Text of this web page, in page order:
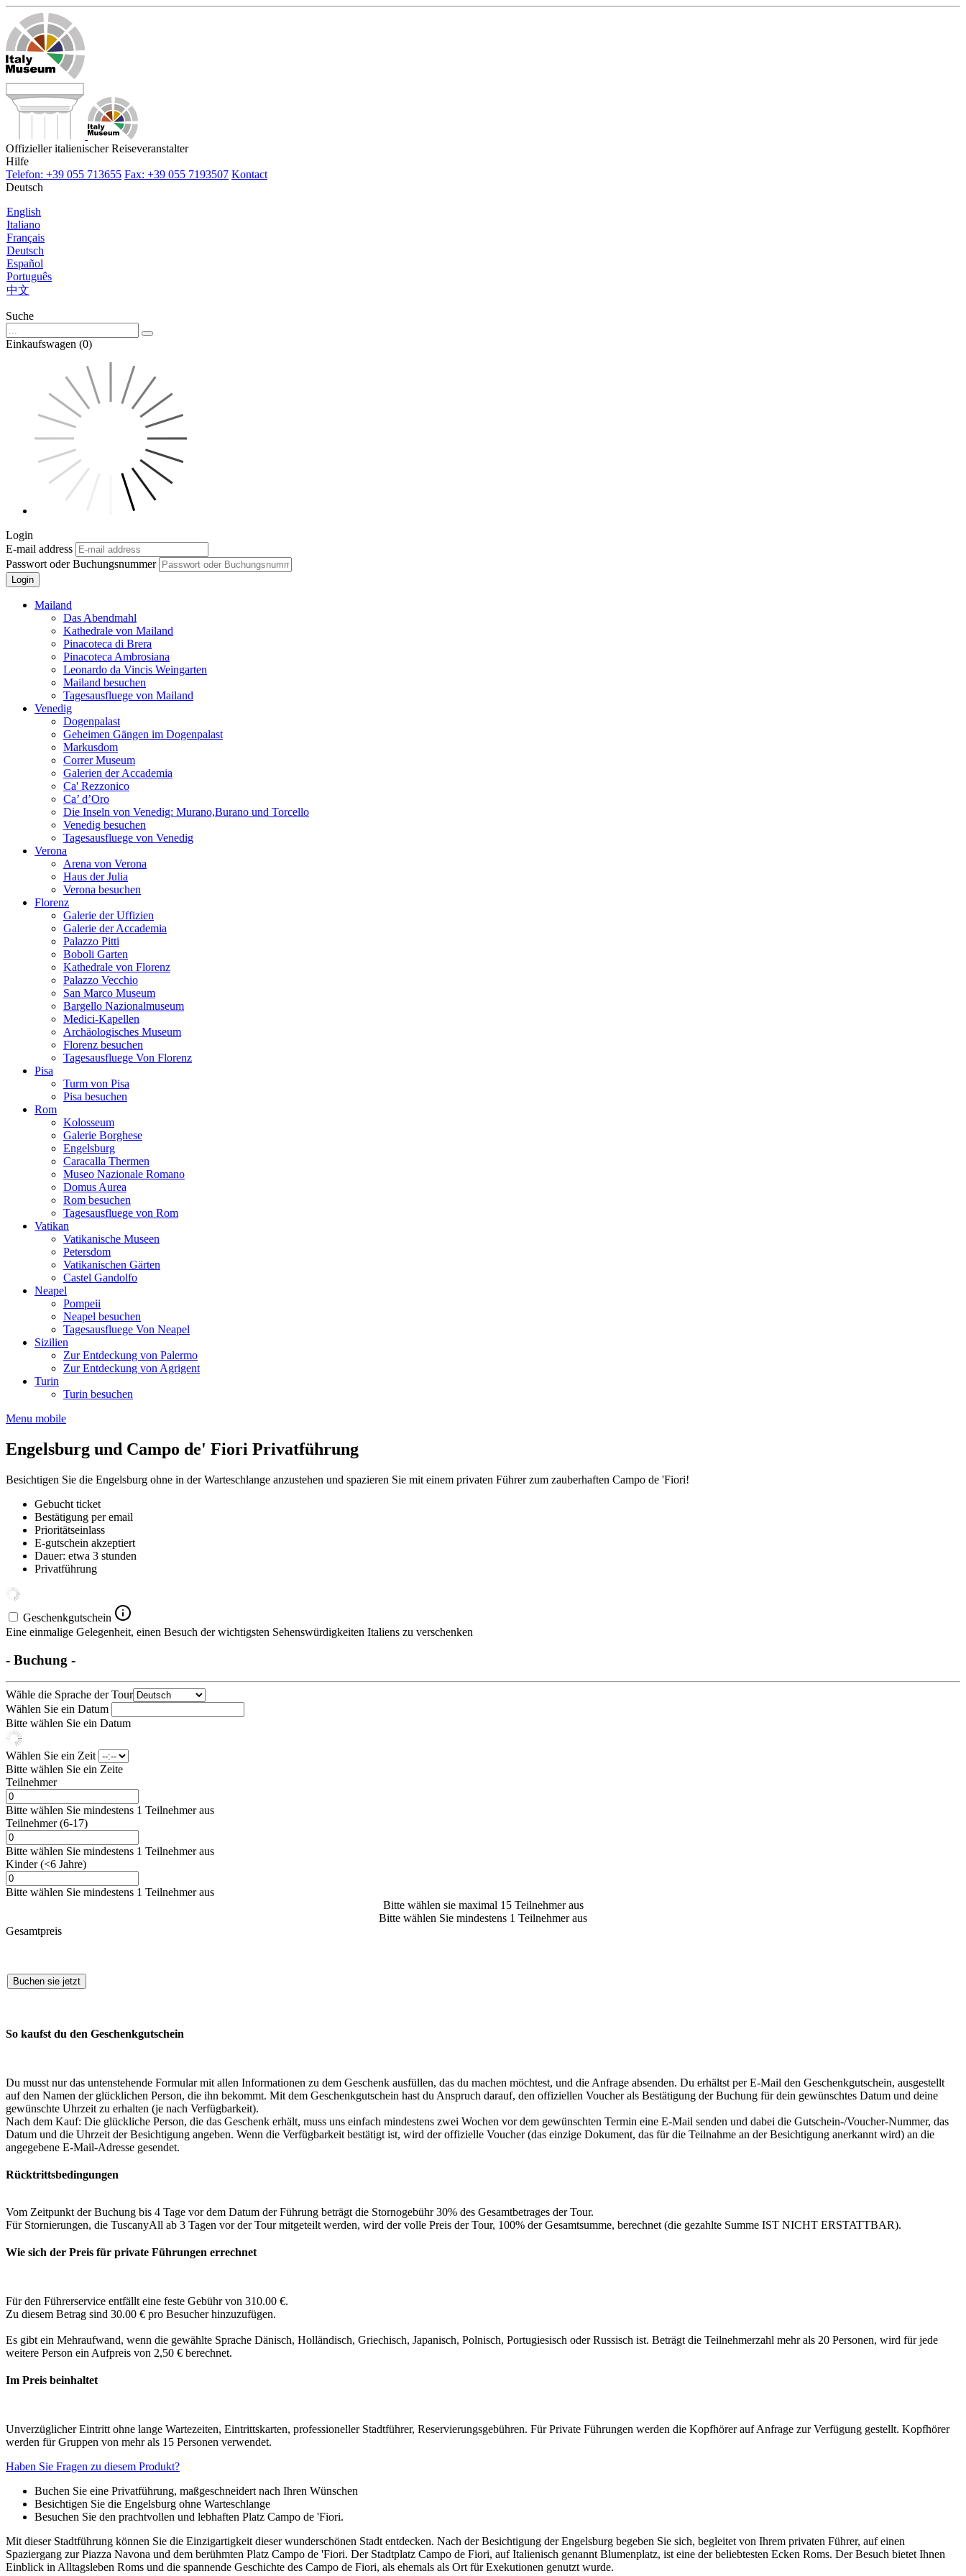
Offizieller italienischer Reiseveranstalter
Hilfe
Telefon: +39 055 713655 Fax: +39 055 7193507 Kontact
Deutsch
English
Italiano
Français
Deutsch
Español
Português
中文
Suche
Einkaufswagen (0)
Login
E-mail address
Passwort oder Buchungsnummer
Login
Mailand
Das Abendmahl
Kathedrale von Mailand
Pinacoteca di Brera
Pinacoteca Ambrosiana
Leonardo da Vincis Weingarten
Mailand besuchen
Tagesausfluege von Mailand
Venedig
Dogenpalast
Geheimen Gängen im Dogenpalast
Markusdom
Correr Museum
Galerien der Accademia
Ca' Rezzonico
Ca’ d’Oro
Die Inseln von Venedig: Murano,Burano und Torcello
Venedig besuchen
Tagesausfluege von Venedig
Verona
Arena von Verona
Haus der Julia
Verona besuchen
Florenz
Galerie der Uffizien
Galerie der Accademia
Palazzo Pitti
Boboli Garten
Kathedrale von Florenz
Palazzo Vecchio
San Marco Museum
Bargello Nazionalmuseum
Medici-Kapellen
Archäologisches Museum
Florenz besuchen
Tagesausfluege Von Florenz
Pisa
Turm von Pisa
Pisa besuchen
Rom
Kolosseum
Galerie Borghese
Engelsburg
Caracalla Thermen
Museo Nazionale Romano
Domus Aurea
Rom besuchen
Tagesausfluege von Rom
Vatikan
Vatikanische Museen
Petersdom
Vatikanischen Gärten
Castel Gandolfo
Neapel
Pompeii
Neapel besuchen
Tagesausfluege Von Neapel
Sizilien
Zur Entdeckung von Palermo
Zur Entdeckung von Agrigent
Turin
Turin besuchen
Menu mobile
Engelsburg und Campo de' Fiori Privatführung
Besichtigen Sie die Engelsburg ohne in der Warteschlange anzustehen und spazieren Sie mit einem privaten Führer zum zauberhaften Campo de 'Fiori!
Gebucht ticket
Bestätigung per email
Prioritätseinlass
E-gutschein akzeptiert
Dauer: etwa 3 stunden
Privatführung
Geschenkgutschein
Eine einmalige Gelegenheit, einen Besuch der wichtigsten Sehenswürdigkeiten Italiens zu verschenken
- Buchung -
Wähle die Sprache der Tour
Wählen Sie ein Datum
Bitte wählen Sie ein Datum
Wählen Sie ein Zeit
Bitte wählen Sie ein Zeite
Teilnehmer
Bitte wählen Sie mindestens 1 Teilnehmer aus
Teilnehmer (6-17)
Bitte wählen Sie mindestens 1 Teilnehmer aus
Kinder (<6 Jahre)
Bitte wählen Sie mindestens 1 Teilnehmer aus
Bitte wählen sie maximal 15 Teilnehmer aus
Bitte wählen Sie mindestens 1 Teilnehmer aus
Gesamtpreis
Buchen sie jetzt
So kaufst du den Geschenkgutschein
Du musst nur das untenstehende Formular mit allen Informationen zu dem Geschenk ausfüllen, das du machen möchtest, und die Anfrage absenden. Du erhältst per E-Mail den Geschenkgutschein, ausgestellt
auf den Namen der glücklichen Person, die ihn bekommt. Mit dem Geschenkgutschein hast du Anspruch darauf, den offiziellen Voucher als Bestätigung der Buchung für dein gewünschtes Datum und deine
gewünschte Uhrzeit zu erhalten (je nach Verfügbarkeit).
Nach dem Kauf: Die glückliche Person, die das Geschenk erhält, muss uns einfach mindestens zwei Wochen vor dem gewünschten Termin eine E-Mail senden und dabei die Gutschein-/Voucher-Nummer, das
Datum und die Uhrzeit der Besichtigung angeben. Wenn die Verfügbarkeit bestätigt ist, wird der offizielle Voucher (das einzige Dokument, das für die Teilnahme an der Besichtigung anerkannt wird) an die
angegebene E-Mail-Adresse gesendet.
Rücktrittsbedingungen
Vom Zeitpunkt der Buchung bis 4 Tage vor dem Datum der Führung beträgt die Stornogebühr 30% des Gesamtbetrages der Tour.
Für Stornierungen, die TuscanyAll ab 3 Tagen vor der Tour mitgeteilt werden, wird der volle Preis der Tour, 100% der Gesamtsumme, berechnet (die gezahlte Summe IST NICHT ERSTATTBAR).
Wie sich der Preis für private Führungen errechnet
Für den Führerservice entfällt eine feste Gebühr von 310.00 €.
Zu diesem Betrag sind 30.00 € pro Besucher hinzuzufügen.
Es gibt ein Mehraufwand, wenn die gewählte Sprache Dänisch, Holländisch, Griechisch, Japanisch, Polnisch, Portugiesisch oder Russisch ist. Beträgt die Teilnehmerzahl mehr als 20 Personen, wird für jede
weitere Person ein Aufpreis von 2,50 € berechnet.
Im Preis beinhaltet
Unverzüglicher Eintritt ohne lange Wartezeiten, Eintrittskarten, professioneller Stadtführer, Reservierungsgebühren. Für Private Führungen werden die Kopfhörer auf Anfrage zur Verfügung gestellt. Kopfhörer
werden für Gruppen von mehr als 15 Personen verwendet.
Haben Sie Fragen zu diesem Produkt?
Buchen Sie eine Privatführung, maßgeschneidert nach Ihren Wünschen
Besichtigen Sie die Engelsburg ohne Warteschlange
Besuchen Sie den prachtvollen und lebhaften Platz Campo de 'Fiori.
Mit dieser Stadtführung können Sie die Einzigartigkeit dieser wunderschönen Stadt entdecken. Nach der Besichtigung der Engelsburg begeben Sie sich, begleitet von Ihrem privaten Führer, auf einen
Spaziergang zur Piazza Navona und dem berühmten Platz Campo de 'Fiori. Der Stadtplatz Campo de Fiori, auf Italienisch genannt Blumenplatz, ist eine der beliebtesten Ecken Roms. Der Besuch bietet Ihnen
Einblick in Alltagsleben Roms und die spannende Geschichte des Campo de Fiori, als ehemals als Ort für Exekutionen genutzt wurde.